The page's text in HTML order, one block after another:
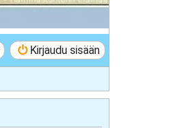
Kirjaudu sisään